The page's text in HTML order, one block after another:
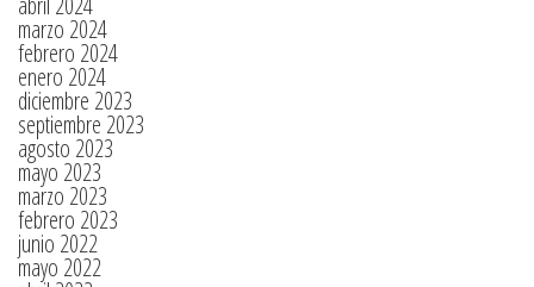
marzo 2024
febrero 2024
enero 2024
diciembre 2023
septiembre 2023
agosto 2023
mayo 2023
marzo 2023
febrero 2023
junio 2022
mayo 2022